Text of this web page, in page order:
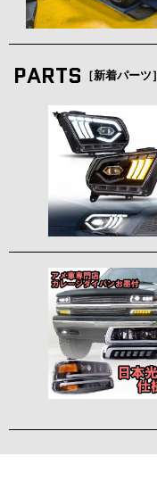
PARTS ［新着パーツ］